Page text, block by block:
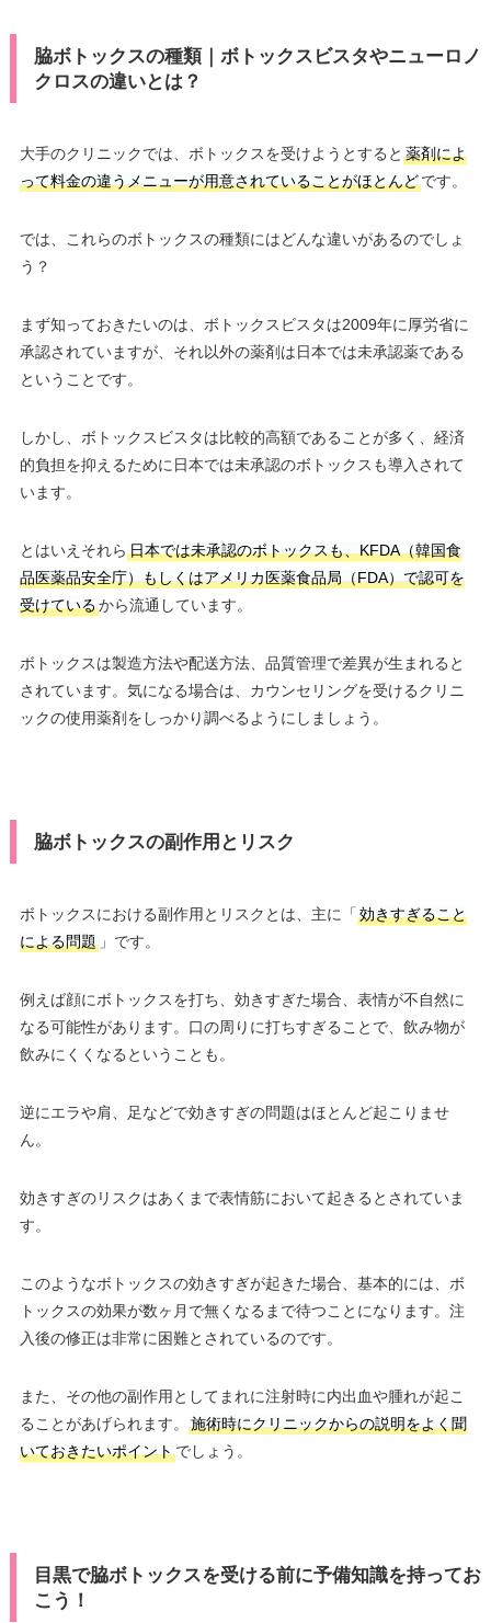
脇ボトックスの種類｜ボトックスビスタやニューロノ
クロスの違いとは？
大手のクリニックでは、ボトックスを受けようとすると 薬剤によ
って料金の違うメニューが用意されていることがほとんどです。
では、これらのボトックスの種類にはどんな違いがあるのでしょ
う？
まず知っておきたいのは、ボトックスビスタは2009年に厚労省に
承認されていますが、それ以外の薬剤は日本では未承認薬である
ということです。
しかし、ボトックスビスタは比較的高額であることが多く、経済
的負担を抑えるために日本では未承認のボトックスも導入されて
います。
とはいえそれら 日本では未承認のボトックスも、KFDA（韓国食
品医薬品安全庁）もしくはアメリカ医薬食品局（FDA）で認可を
受けているから流通しています。
ボトックスは製造方法や配送方法、品質管理で差異が生まれると
されています。気になる場合は、カウンセリングを受けるクリニ
ックの使用薬剤をしっかり調べるようにしましょう。
脇ボトックスの副作用とリスク
ボトックスにおける副作用とリスクとは、主に「 効きすぎること
による問題」です。
例えば顔にボトックスを打ち、効きすぎた場合、表情が不自然に
なる可能性があります。口の周りに打ちすぎることで、飲み物が
飲みにくくなるということも。
逆にエラや肩、足などで効きすぎの問題はほとんど起こりませ
ん。
効きすぎのリスクはあくまで表情筋において起きるとされていま
す。
このようなボトックスの効きすぎが起きた場合、基本的には、ボ
トックスの効果が数ヶ月で無くなるまで待つことになります。注
入後の修正は非常に困難とされているのです。
また、その他の副作用としてまれに注射時に内出血や腫れが起こ
ることがあげられます。
施術時にクリニックからの説明をよく聞
いておきたいポイントでしょう。
目黒で脇ボトックスを受ける前に予備知識を持ってお
こう！